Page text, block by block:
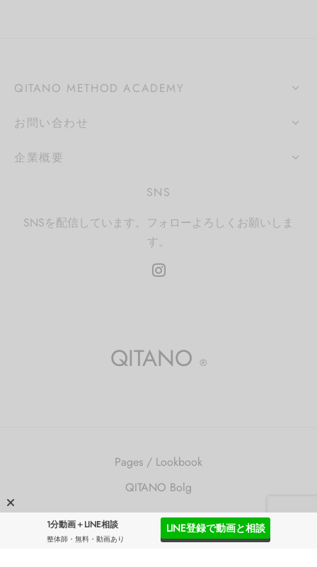
QITANO METHOD ACADEMY
お問い合わせ
企業概要
SNS
SNSを配信しています。フォローよろしくお願いしま
す。
QITANO ®
Pages / Lookbook
QITANO Bolg
©2026 QITANO ®
1分動画＋LINE相談
整体師・無料・動画あり
LINE登録で動画と相談